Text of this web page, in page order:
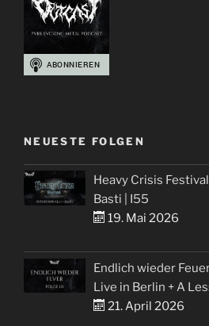
NEUESTE FOLGEN
Heavy Crisis
Basti | I55
19. Mai 2026
Endlich wieder
Live in Berlin + A
21. April 2026